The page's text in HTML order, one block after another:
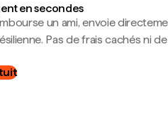
en secondes
un ami, envoie
Pas de frais cachés ni